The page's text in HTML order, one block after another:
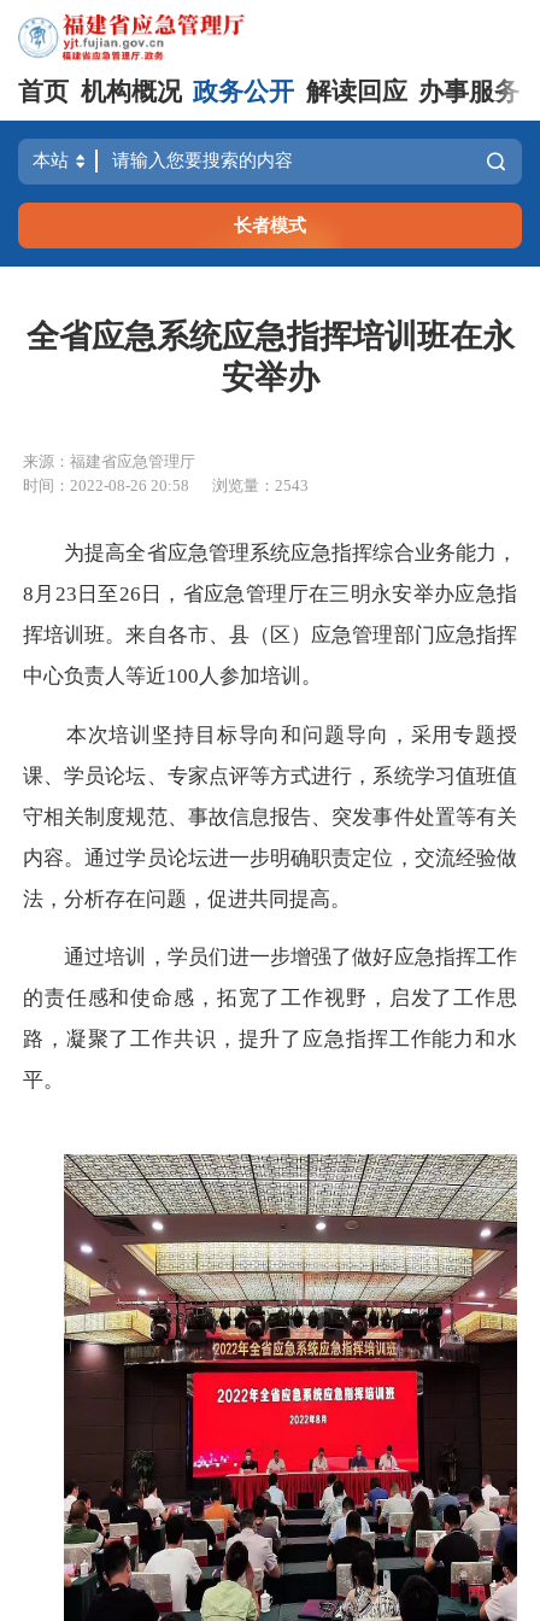
首页 机构概况 政务公开 解读回应 办事服务
长者模式
全省应急系统应急指挥培训班在永
安举办
来源：福建省应急管理厅
时间：2022-08-26 20:58
浏览量：2543
为提高全省应急管理系统应急指挥综合业务能力，
8 月 23 日至26 日，省应急管理厅在三明永安举办应急指
挥培训班。来自各市、县（区）应急管理部门应急指挥
中心负责人等近100 人参加培训。
本次培训坚持目标导向和问题导向，采用专题授
课、学员论坛、专家点评等方式进行，系统学习值班值
守相关制度规范、事故信息报告、突发事件处置等有关
内容。通过学员论坛进一步明确职责定位，交流经验做
法，分析存在问题，促进共同提高。
通过培训，学员们进一步增强了做好应急指挥工作
的责任感和使命感，拓宽了工作视野，启发了工作思
路，凝聚了工作共识，提升了应急指挥工作能力和水
平。